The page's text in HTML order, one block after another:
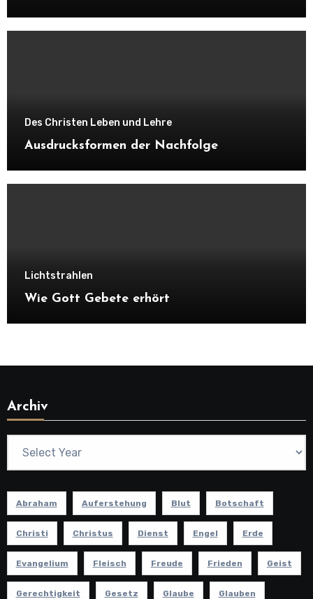
Des Christen Leben und Lehre
Ausdrucksformen der Nachfolge
Lichtstrahlen
Wie Gott Gebete erhört
Archiv
Abraham Auferstehung Blut Botschaft
Christi Christus Dienst Engel Erde
Evangelium Fleisch Freude Frieden Geist
Gerechtigkeit Gesetz Glaube Glauben